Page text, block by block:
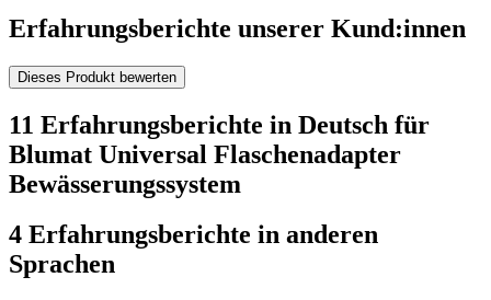
Erfahrungsberichte unserer Kund:innen
Dieses Produkt bewerten
11 Erfahrungsberichte in Deutsch für
Blumat Universal Flaschenadapter
Bewässerungssystem
4 Erfahrungsberichte in anderen
Sprachen